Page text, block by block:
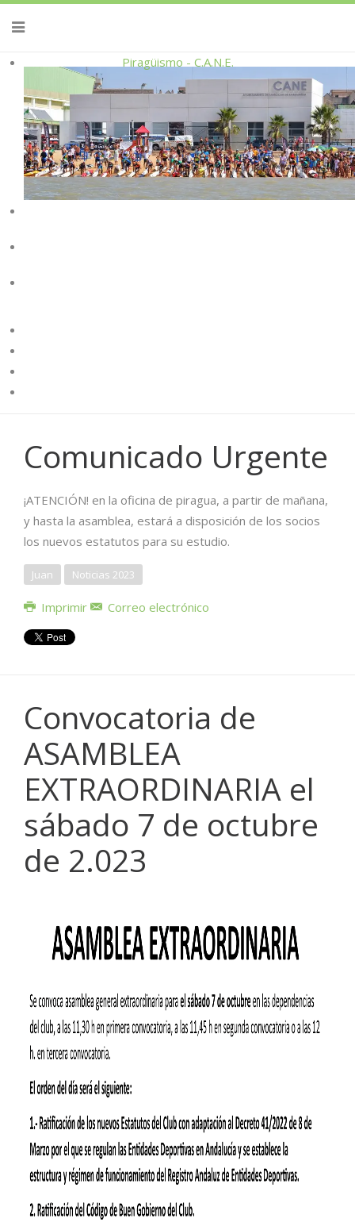
Piragüismo - C.A.N.E.
Comunicado Urgente
¡ATENCIÓN! en la oficina de piragua, a partir de mañana,
y hasta la asamblea, estará a disposición de los socios
los nuevos estatutos para su estudio.
Juan Noticias 2023
Imprimir Correo electrónico
Convocatoria de
ASAMBLEA
EXTRAORDINARIA el
sábado 7 de octubre
de 2.023